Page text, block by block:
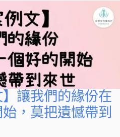
】讓我們的緣份在
，莫把遺憾帶到